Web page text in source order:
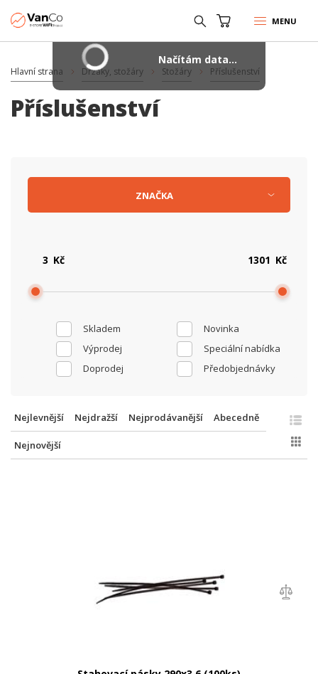
MENU
Hlavní strana Držáky, stožáry Stožáry Příslušenství
Příslušenství
Skladem
Novinka
Výprodej
Speciální nabídka
Doprodej
Předobjednávky
Kč Kč
ZNAČKA
Nejlevnější Nejdražší Nejprodávanější Abecedně
Nejnovější
Načítám data...